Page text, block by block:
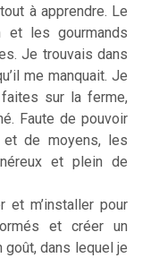
à apprendre. Le
les gourmands
Je trouvais dans
me manquait. Je
sur la ferme,
Faute de pouvoir
et de moyens, les
et plein de
et m’installer pour
et créer un
dans lequel je